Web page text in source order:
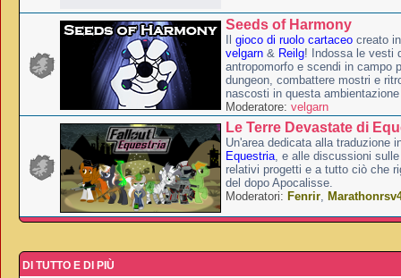
Seeds of Harmony
gioco di ruolo cartaceo creato
velgarn & Reilg! Indossa le vesti
antropomorfo e scendi in campo
dungeon, combattere mostri e
nascosti in questa
Moderatore: velgarn
Le Terre Devastate di
Un'area dedicata alla traduzione
Equestria, e alle discussioni
relativi progetti e a tutto ciò che
del dopo Apocalisse.
Moderatori: Fenrir,
DI TUTTO E DI PIÙ